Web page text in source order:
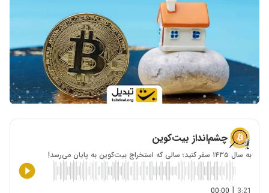
چشم‌انداز بیت‌کوین
به سال ۱۴۳۵ سفر کنید؛ سالی که استخراج بیت‌کوین به پایان می‌رسد!